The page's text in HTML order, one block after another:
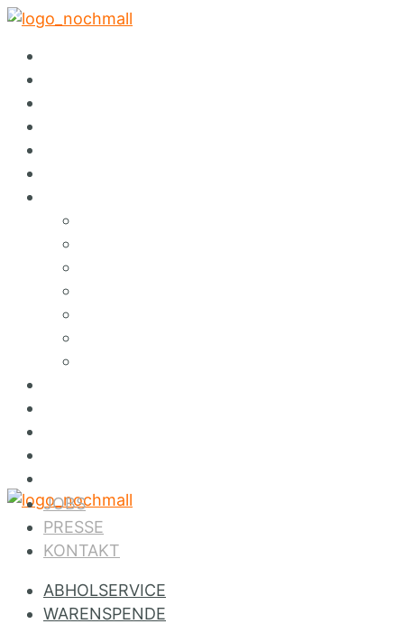
✕
JOBS
PRESSE
KONTAKT
ABHOLSERVICE
WARENSPENDE